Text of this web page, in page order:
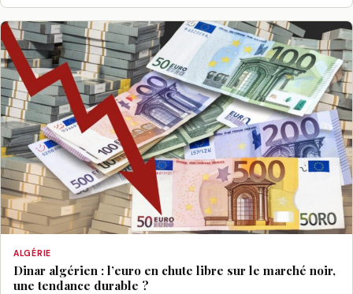
ALGÉRIE
Dinar algérien : l’euro en chute libre sur le marché noir,
une tendance durable ?